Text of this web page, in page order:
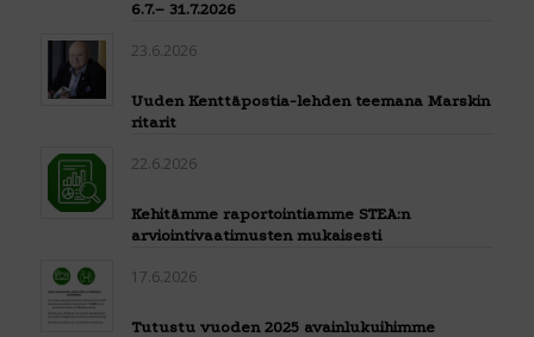
6.7.– 31.7.2026
23.6.2026
Uuden Kenttäpostia-lehden teemana Marskin
ritarit
22.6.2026
Kehitämme raportointiamme STEA:n
arviointivaatimusten mukaisesti
17.6.2026
Tutustu vuoden 2025 avainlukuihimme